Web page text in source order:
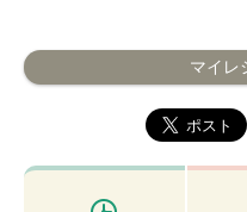
マイレ